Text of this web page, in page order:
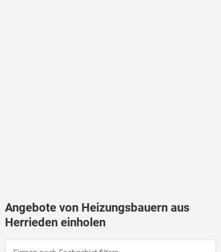
Angebote von Heizungsbauern aus
Herrieden einholen